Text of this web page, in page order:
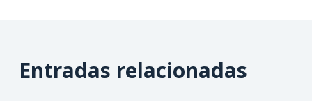
Entradas relacionadas